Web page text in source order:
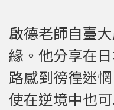
啟德老師自臺
緣。他分享在
路感到徬徨迷
使在逆境中也